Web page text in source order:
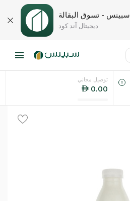
سبينس - تسوق البقالة
ديجيتال آند كود
اللغةتوصيل مجاني
0.00